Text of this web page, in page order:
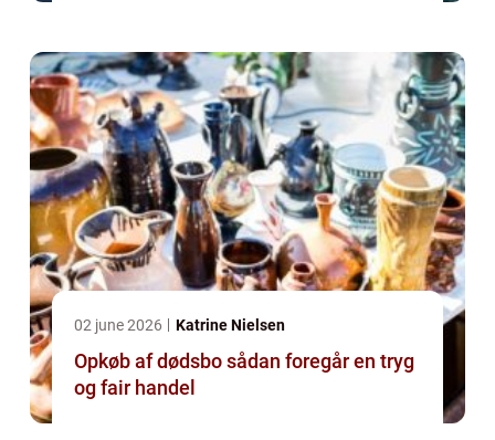
02 june 2026 Katrine Nielsen
Opkøb af dødsbo sådan foregår en tryg
og fair handel